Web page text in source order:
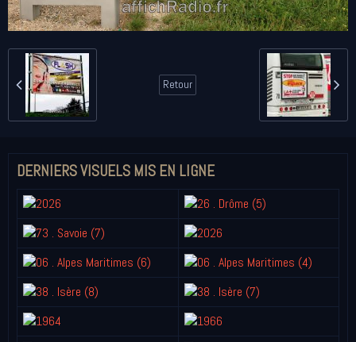
Retour
DERNIERS VISUELS MIS EN LIGNE